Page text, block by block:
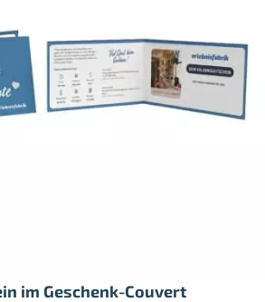
im Geschenk-Couvert